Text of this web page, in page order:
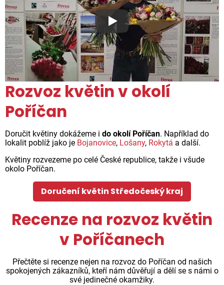
Proč jsou květiny z Florea
Rozvoz květin v okolí
Poříčan
Doručit květiny dokážeme i do okolí Poříčan. Například do
lokalit poblíž jako je Bojanovice, Lošany, Rokytá a další.
Květiny rozvezeme po celé České republice, takže i všude
okolo Poříčan.
Doručení květin Středočeský kraj
Recenze na rozvoz květin
v Poříčanech
Přečtěte si recenze nejen na rozvoz do Poříčan od našich
spokojených zákazníků, kteří nám důvěřují a dělí se s námi o
své jedinečné okamžiky.